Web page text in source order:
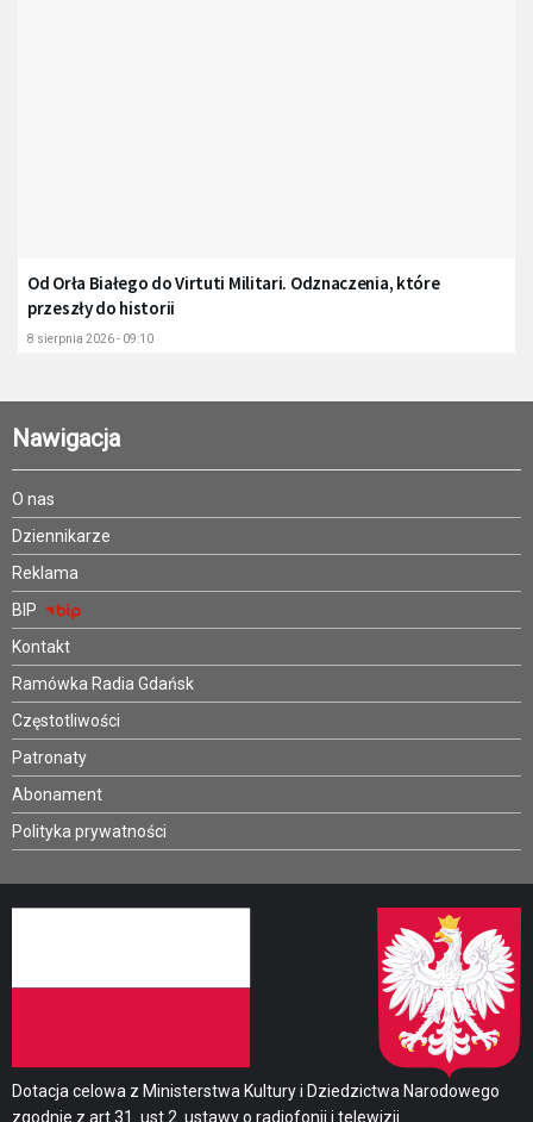
Od Orła Białego do Virtuti Militari. Odznaczenia, które
przeszły do historii
8 sierpnia 2026 - 09:10
Nawigacja
O nas
Dziennikarze
Reklama
BIP
Kontakt
Ramówka Radia Gdańsk
Częstotliwości
Patronaty
Abonament
Polityka prywatności
Dotacja celowa z Ministerstwa Kultury i Dziedzictwa Narodowego
zgodnie z art.31. ust.2. ustawy o radiofonii i telewizji.